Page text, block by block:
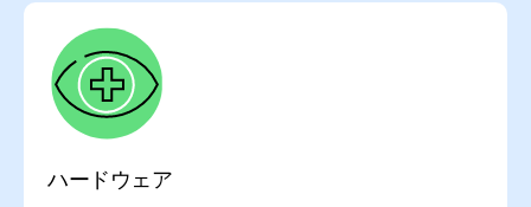
ハードウェア